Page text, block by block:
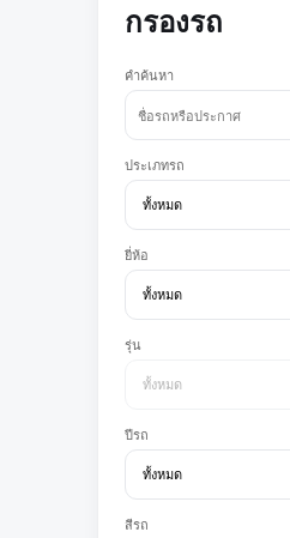
กรองรถ
คำค้นหา
ประเภทรถ
ยี่ห้อ
รุ่น
ปีรถ
สีรถ